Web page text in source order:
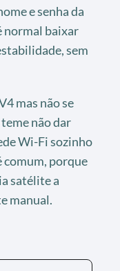
e senha da
normal baixar
sem
mas não se
não dar
Wi-Fi sozinho
comum, porque
satélite a
manual.